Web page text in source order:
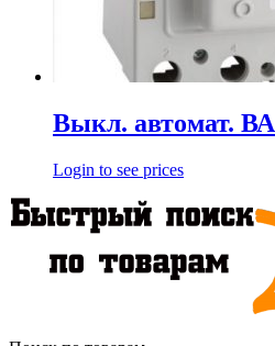
Выкл. автомат.
Login to see prices